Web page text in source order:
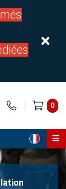
0
Page d'accueil